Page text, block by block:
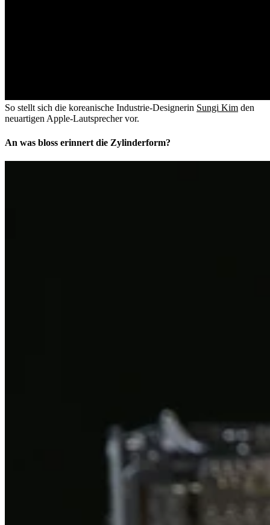
So stellt sich die koreanische Industrie-Designerin Sungi Kim den
neuartigen Apple-Lautsprecher vor.
An was bloss erinnert die Zylinderform?